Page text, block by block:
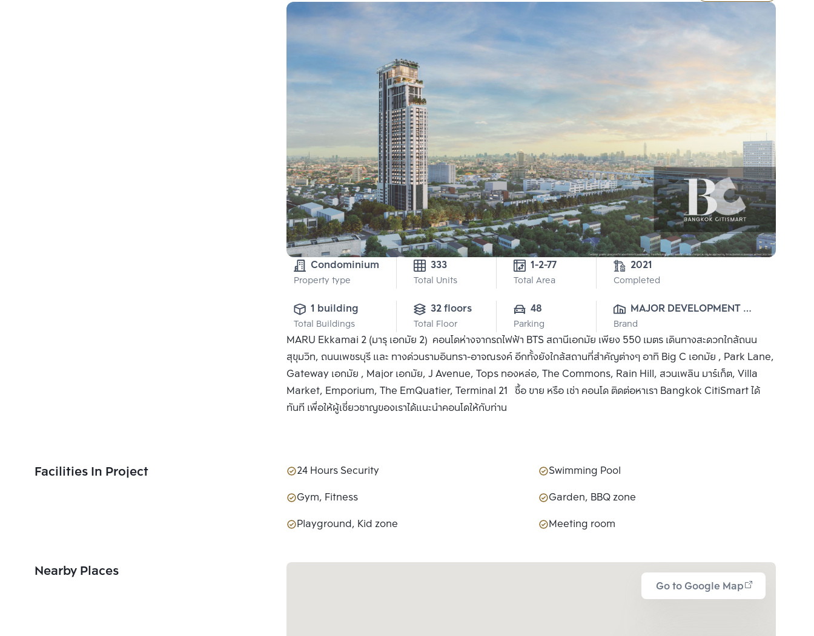
Condominium
Property type
333
Total Units
1-2-77
Total Area
2021
Completed
1 building
Total Buildings
32 floors
Total Floor
48
Parking
MAJOR DEVELOPMENT
PUBLIC CO., LTD.
Brand
MARU Ekkamai 2 (มารุ เอกมัย 2) คอนโดห่างจากรถไฟฟ้า BTS สถานีเอกมัย เพียง 550 เมตร เดินทางสะดวกใกล้ถนน
สุขุมวิท, ถนนเพชรบุรี และ ทางด่วนรามอินทรา-อาจณรงค์ อีกทั้งยังใกล้สถานที่สำคัญต่างๆ อาทิ Big C เอกมัย , Park Lane,
Gateway เอกมัย , Major เอกมัย, J Avenue, Tops ทองหล่อ, The Commons, Rain Hill, สวนเพลิน มาร์เก็ต, Villa
Market, Emporium, The EmQuatier, Terminal 21 ซื้อ ขาย หรือ เช่า คอนโด ติดต่อหาเรา Bangkok CitiSmart ได้
ทันที เพื่อให้ผู้เชี่ยวชาญของเราได้แนะนำคอนโดให้กับท่าน
Facilities In Project 24 Hours Security
Swimming Pool
Gym, Fitness
Garden, BBQ zone
Playground, Kid zone
Meeting room
Nearby Places
Go to Google Map